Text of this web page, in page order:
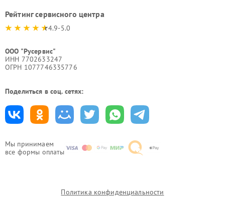
Мы принимаем
все формы оплаты
Рейтинг сервисного центра
4.9-5.0
ООО "Русервис"
ИНН 7702633247
ОГРН 1077746335776
Поделиться в соц. сетях:
Политика конфиденциальности